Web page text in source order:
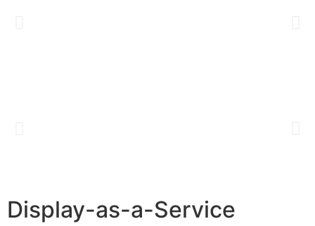
Display-as-a-Service